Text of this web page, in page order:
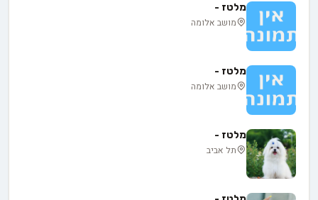
מלטז -
מושב אלומה
מלטז -
מושב אלומה
מלטז -
תל אביב